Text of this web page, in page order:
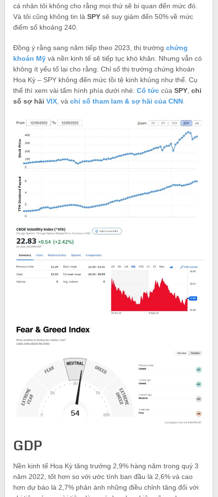
cá nhân tôi không cho rằng mọi thứ sẽ bi quan đến mức đó.
Và tôi cũng không tin làSPY sẽ suy giảm đến 50% về mức
điểm số khoảng 240.
Đồng ý rằng sang năm tiếp theo 2023, thị trườngchứng
khoán Mỹ và nền kinh tế sẽ tiếp tục khó khăn. Nhưng vẫn có
không ít yếu tố lại cho rằng: Chỉ số thị trường chứng khoán
Hoa Kỳ – SPY không đến mức tồi tệ kinh khủng như thế. Cụ
thể thì xem vài tấm hình phía dưới nhé:Cổ tức củaSPY,chỉ
số sợ hãiVIX, vàchỉ số tham lam & sợ hãi của CNN.
GDP
Nền kinh tế Hoa Kỳ tăng trưởng 2,9% hàng năm trong quý 3
năm 2022, tốt hơn so với ước tính ban đầu là 2,6% và cao
hơn dự báo là 2,7% phản ánh những điều chỉnh tăng đối với